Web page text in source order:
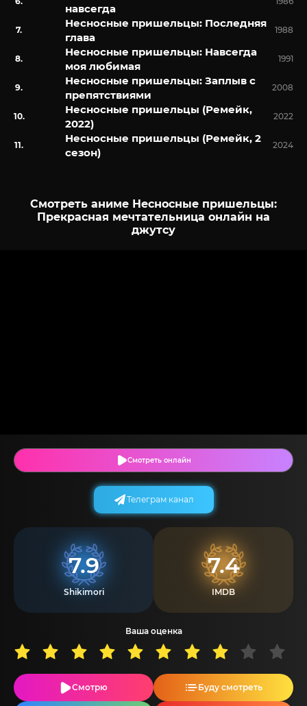
навсегда
Несносные пришельцы: Последняя
глава
1988
Несносные пришельцы: Навсегда
моя любимая
1991
Несносные пришельцы: Заплыв с
препятствиями
2008
Несносные пришельцы (Ремейк,
2022)
2022
Несносные пришельцы (Ремейк, 2
сезон)
2024
Смотреть аниме Несносные пришельцы:
Прекрасная мечтательница онлайн на
джутсу
Смотреть онлайн
7.9
Shikimori
7.4
IMDB
Ваша оценка
Смотрю Буду смотреть
Телеграм канал